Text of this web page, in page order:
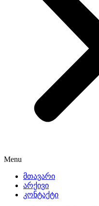
Menu
მთავარი
არქივი
კონტაქტი